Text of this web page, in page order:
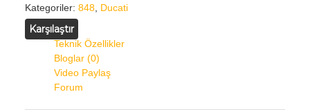
Kategoriler: 848, Ducati
Karşılaştır
Teknik Özellikler
Bloglar (0)
Video Paylaş
Forum